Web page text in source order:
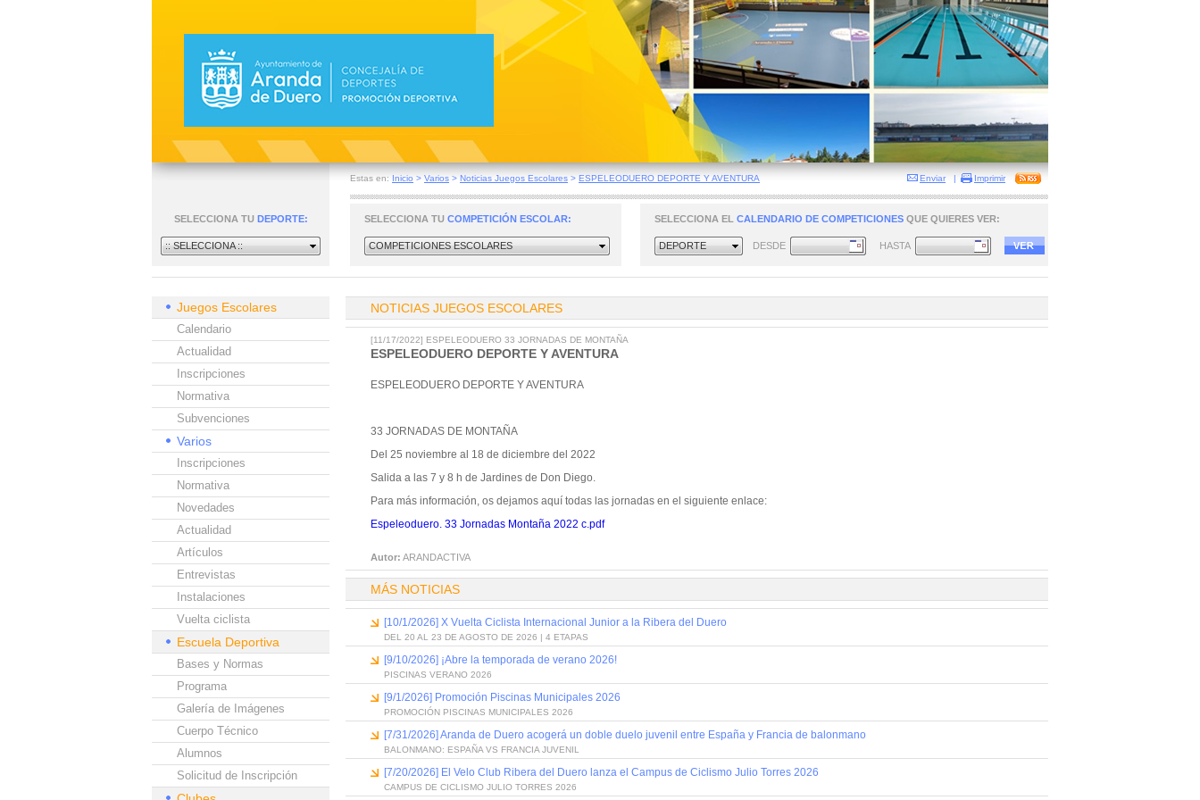
Estas en: Inicio > Varios > Noticias Juegos Escolares > ESPELEODUERO DEPORTE Y AVENTURA Enviar | Imprimir
SELECCIONA TU DEPORTE:
:: SELECCIONA ::
SELECCIONA TU COMPETICIÓN ESCOLAR:
COMPETICIONES ESCOLARES
SELECCIONA EL CALENDARIO DE COMPETICIONES QUE QUIERES VER:
DEPORTE DESDE HASTA
Juegos Escolares
Calendario
Actualidad
Inscripciones
Normativa
Subvenciones
Varios
Inscripciones
Normativa
Novedades
Actualidad
Artículos
Entrevistas
Instalaciones
Vuelta ciclista
Escuela Deportiva
Bases y Normas
Programa
Galería de Imágenes
Cuerpo Técnico
Alumnos
Solicitud de Inscripción
NOTICIAS JUEGOS ESCOLARES
[11/17/2022] ESPELEODUERO 33 JORNADAS DE MONTAÑA
ESPELEODUERO DEPORTE Y AVENTURA
ESPELEODUERO DEPORTE Y AVENTURA
33 JORNADAS DE MONTAÑA
Del 25 noviembre al 18 de diciembre del 2022
Salida a las 7 y 8 h de Jardines de Don Diego.
Para más información, os dejamos aquí todas las jornadas en el siguiente enlace:
Espeleoduero. 33 Jornadas Montaña 2022 c.pdf
Autor: ARANDACTIVA
MÁS NOTICIAS
[10/1/2026] X Vuelta Ciclista Internacional Junior a la Ribera del Duero
DEL 20 AL 23 DE AGOSTO DE 2026 | 4 ETAPAS
[9/10/2026] ¡Abre la temporada de verano 2026!
PISCINAS VERANO 2026
[9/1/2026] Promoción Piscinas Municipales 2026
PROMOCIÓN PISCINAS MUNICIPALES 2026
[7/31/2026] Aranda de Duero acogerá un doble duelo juvenil entre España y Francia de balonmano
BALONMANO: ESPAÑA VS FRANCIA JUVENIL
[7/20/2026] El Velo Club Ribera del Duero lanza el Campus de Ciclismo Julio Torres 2026
CAMPUS DE CICLISMO JULIO TORRES 2026